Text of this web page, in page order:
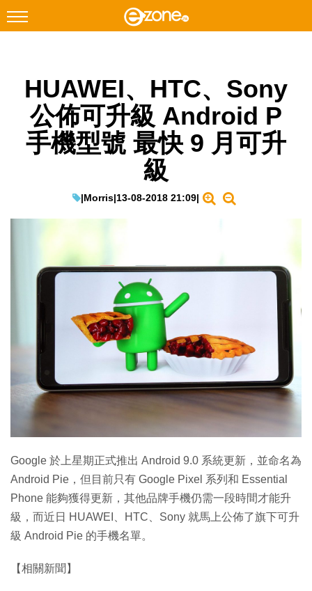
Facebook Instagram
科技焦點
網絡生活
EduTech
生成式AI與雲端應用
Enterprise Digital Transformation
HUAWEI、HTC、Sony
公佈可升級 Android P
手機型號 最快 9 月可升
級
|Morris|13-08-2018 21:09|
Google 於上星期正式推出 Android 9.0 系統更新，並命名為
Android Pie，但目前只有 Google Pixel 系列和 Essential
Phone 能夠獲得更新，其他品牌手機仍需一段時間才能升
級，而近日 HUAWEI、HTC、Sony 就馬上公佈了旗下可升
級 Android Pie 的手機名單。
【相關新聞】